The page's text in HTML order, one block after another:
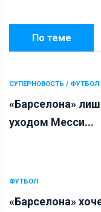
По теме
СУПЕРНОВОСТЬ / ФУТБОЛ
«Барселона»
уходом Месси...
ФУТБОЛ
«Барселона»